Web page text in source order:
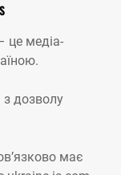
це медіа-
з дозволу
має